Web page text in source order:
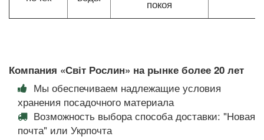
покоя
Компания «Світ Рослин» на рынке более 20 лет
Мы обеспечиваем надлежащие условия
хранения посадочного материала
Возможность выбора способа доставки: "Новая
почта" или Укрпочта